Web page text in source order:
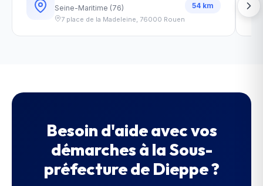
Seine-Maritime (76)
7 place de la Madeleine, 76000 Rouen
54 km
Besoin d'aide avec vos
démarches à laSous-
préfecture de Dieppe?